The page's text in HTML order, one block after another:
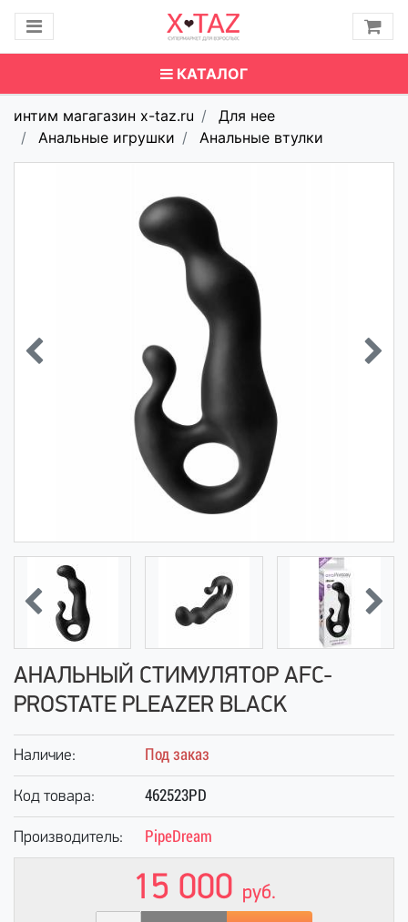
КАТАЛОГ
интим магагазин x-taz.ru
Для нее
Анальные игрушки
Анальные втулки
АНАЛЬНЫЙ СТИМУЛЯТОР AFC-
PROSTATE PLEAZER BLACK
Наличие: Под заказ
Код товара: 462523PD
Производитель: PipeDream
15 000 руб.